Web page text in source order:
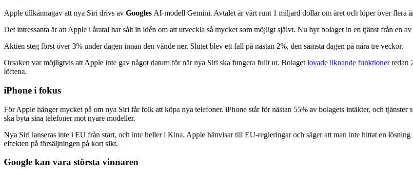
Apple tillkännagav att nya Siri drivs av Googles AI-modell Gemini. Avtalet är värt runt 1 miljard dollar om året och löper över flera
Det intressanta är att Apple i åratal har sålt in idén om att utveckla så mycket som möjligt självt. Nu hyr bolaget in en tjänst från en av
Aktien steg först över 3% under dagen innan den vände ner. Slutet blev ett fall på nästan 2%, den sämsta dagen på nära tre veckor.
Orsaken var möjligtvis att Apple inte gav något datum för när nya Siri ska fungera fullt ut. Bolaget lovade liknande funktionerredan
löftena.
iPhone i fokus
För Apple hänger mycket på om nya Siri får folk att köpa nya telefoner. iPhone står för nästan 55% av bolagets intäkter, och
ska byta sina telefoner mot nyare modeller.
Nya Siri lanseras inte i EU från start, och inte heller i Kina. Apple hänvisar till EU-regleringar och säger att man inte hittat en
effekten på försäljningen på kort sikt.
Google kan vara största vinnaren